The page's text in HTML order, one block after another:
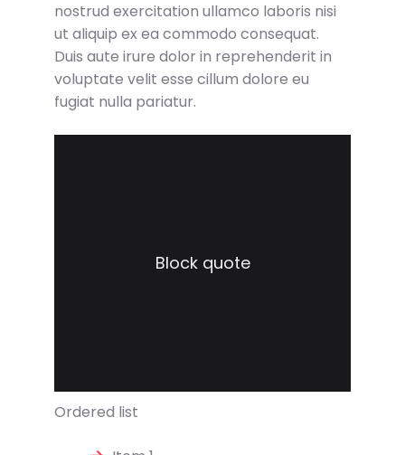
nostrud exercitation ullamco laboris nisi
ut aliquip ex ea commodo consequat.
Duis aute irure dolor in reprehenderit in
voluptate velit esse cillum dolore eu
fugiat nulla pariatur.
Block quote
Ordered list